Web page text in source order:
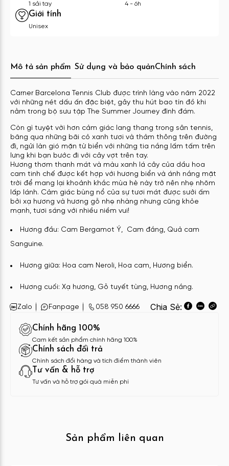
1 sải tay 4 - 6h
Giới tính
Unisex
Mô tả sản phẩm Sử dụng và bảo quảnChính sách
Carner Barcelona Tennis Club được trình làng vào năm 2022
với những nét dấu ấn đặc biệt, gây thu hút bao tín đồ khi
nằm trong bộ sưu tập The Summer Journey đình đám.
Còn gì tuyệt vời hơn cảm giác lang thang trong sân tennis,
băng qua những bãi cỏ xanh tươi và thảm thông trên đường
đi, ngửi làn gió mặn từ biển với những tia nắng lấm tấm trên
lưng khi bạn bước đi với cây vợt trên tay.
Hương thơm thanh mát và màu xanh lá cây của dầu hoa
cam tinh chế được kết hợp với hương biển và ánh nắng mặt
trời để mang lại khoảnh khắc mùa hè này trở nên nhẹ nhõm
lấp lánh. Cảm giác bùng nổ của sự tươi mát được sưởi ấm
bởi xạ hương và hương gỗ nhẹ nhàng nhưng cũng khỏe
mạnh, tươi sáng với nhiều niềm vui!
Hương đầu: Cam Bergamot Ý, Cam đắng, Quả cam
Sanguine.
Hương giữa: Hoa cam Neroli, Hoa cam, Hương biển.
Hương cuối: Xạ hương, Gỗ tuyết tùng, Hương nắng.
Zalo Fanpage 058 950 6666 Chia Sẻ:
Chính hãng 100%
Cam kết sản phẩm chính hãng 100%
Chính sách đổi trả
Chính sách đổi hàng và tích điểm thành viên
Tư vấn & hỗ trợ
Tư vấn và hỗ trợ gói quà miễn phí
Sản phẩm liên quan